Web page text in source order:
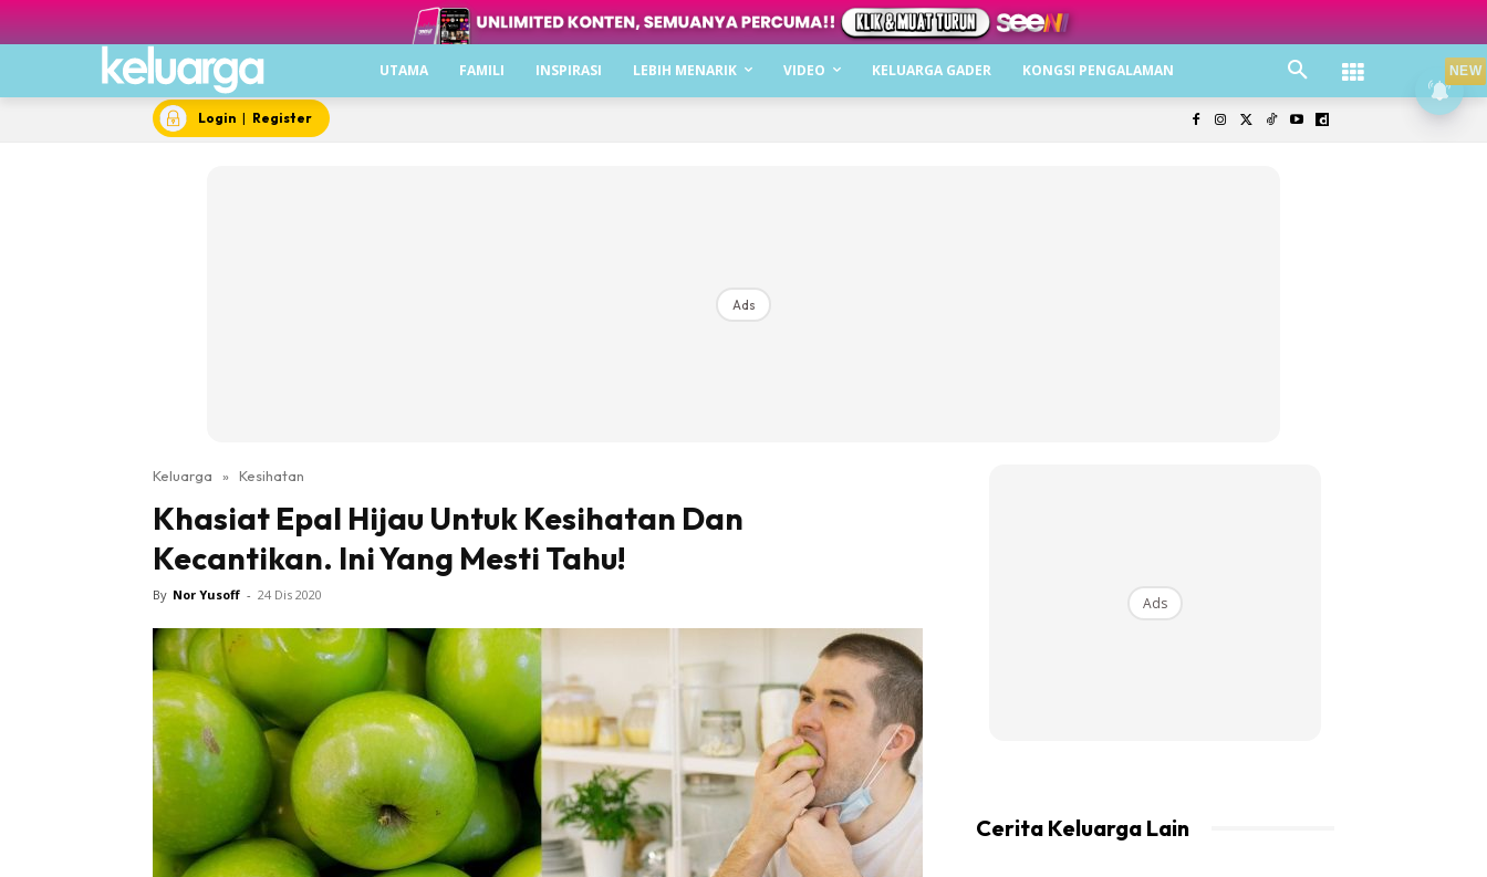
UTAMA FAMILI INSPIRASI LEBIH MENARIK VIDEO KELUARGA GADER KONGSI PENGALAMAN
Login | Register
Ads
Keluarga » Kesihatan
Khasiat Epal Hijau Untuk Kesihatan Dan
Kecantikan. Ini Yang Mesti Tahu!
By Nor Yusoff - 24 Dis 2020 Ads
Cerita Keluarga Lain
NEW